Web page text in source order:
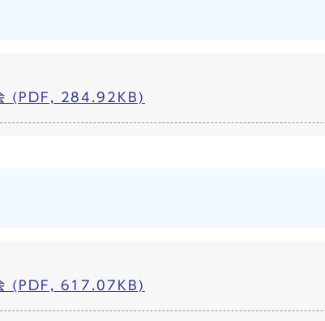
(PDF, 284.92KB)
(PDF, 617.07KB)